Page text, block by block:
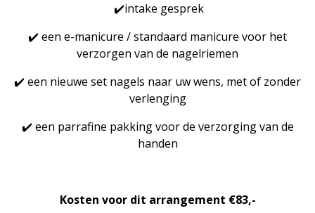
✔️intake gesprek
✔️ een e-manicure / standaard manicure voor het
verzorgen van de nagelriemen
✔️ een nieuwe set nagels naar uw wens, met of zonder
verlenging
✔️ een parrafine pakking voor de verzorging van de
handen
Kosten voor dit arrangement €83,-